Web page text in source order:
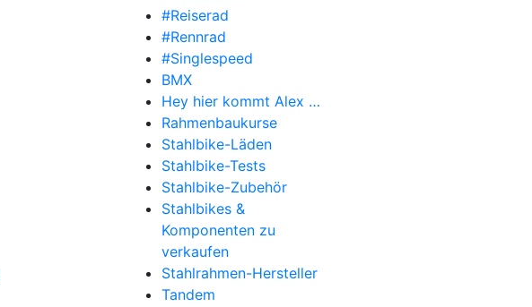
#Reiserad
#Rennrad
#Singlespeed
BMX
Hey hier kommt Alex …
Rahmenbaukurse
Stahlbike-Läden
Stahlbike-Tests
Stahlbike-Zubehör
Stahlbikes &
Komponenten zu
verkaufen
Stahlrahmen-Hersteller
Tandem